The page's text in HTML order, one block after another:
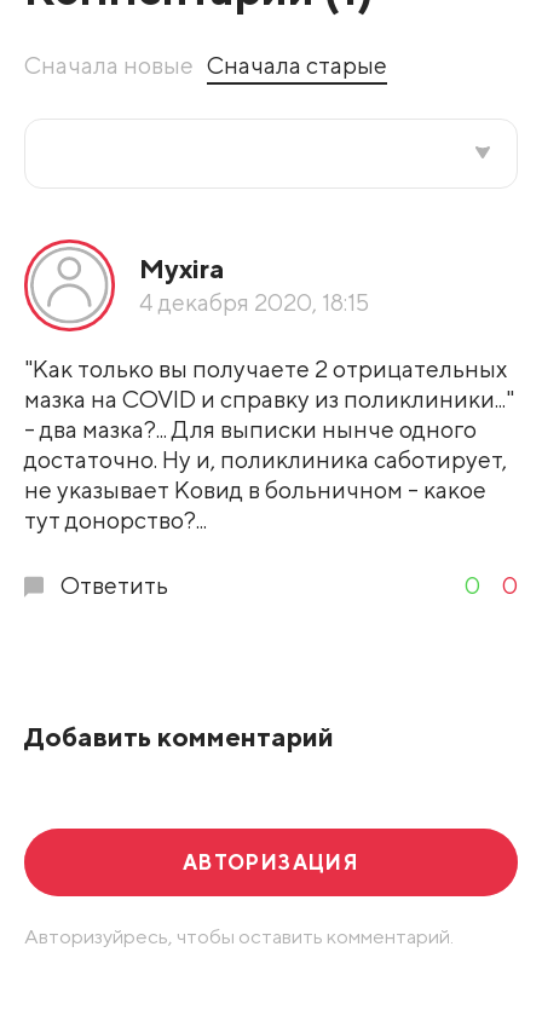
Сначала новые Сначала старые
По рейтингу
Myxira
4 декабря 2020, 18:15
"Как только вы получаете 2 отрицательных
мазка на COVID и справку из поликлиники..."
- два мазка?... Для выписки нынче одного
достаточно. Ну и, поликлиника саботирует,
не указывает Ковид в больничном - какое
тут донорство?...
Ответить 0 0
Добавить комментарий
АВТОРИЗАЦИЯ
Авторизуйресь, чтобы оставить комментарий.